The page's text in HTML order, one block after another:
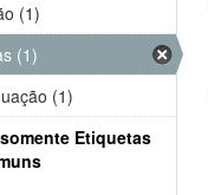
(1)
(1)
(1)
Etiquetas